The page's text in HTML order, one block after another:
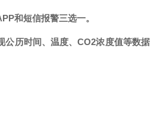
和短信报警三选一。
公历时间、温度、CO2浓度值等数据